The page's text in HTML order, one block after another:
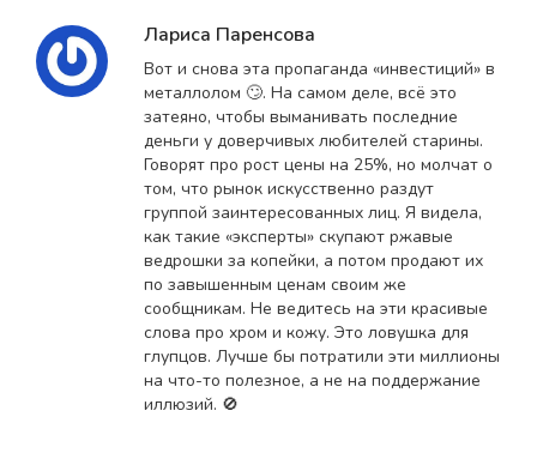
Лариса Паренсова
Вот и снова эта пропаганда «инвестиций» в
металлолом 🙄. На самом деле, всё это
затеяно, чтобы выманивать последние
деньги у доверчивых любителей старины.
Говорят про рост цены на 25%, но молчат о
том, что рынок искусственно раздут
группой заинтересованных лиц. Я видела,
как такие «эксперты» скупают ржавые
ведрошки за копейки, а потом продают их
по завышенным ценам своим же
сообщникам. Не ведитесь на эти красивые
слова про хром и кожу. Это ловушка для
глупцов. Лучше бы потратили эти миллионы
на что-то полезное, а не на поддержание
иллюзий. 🚫